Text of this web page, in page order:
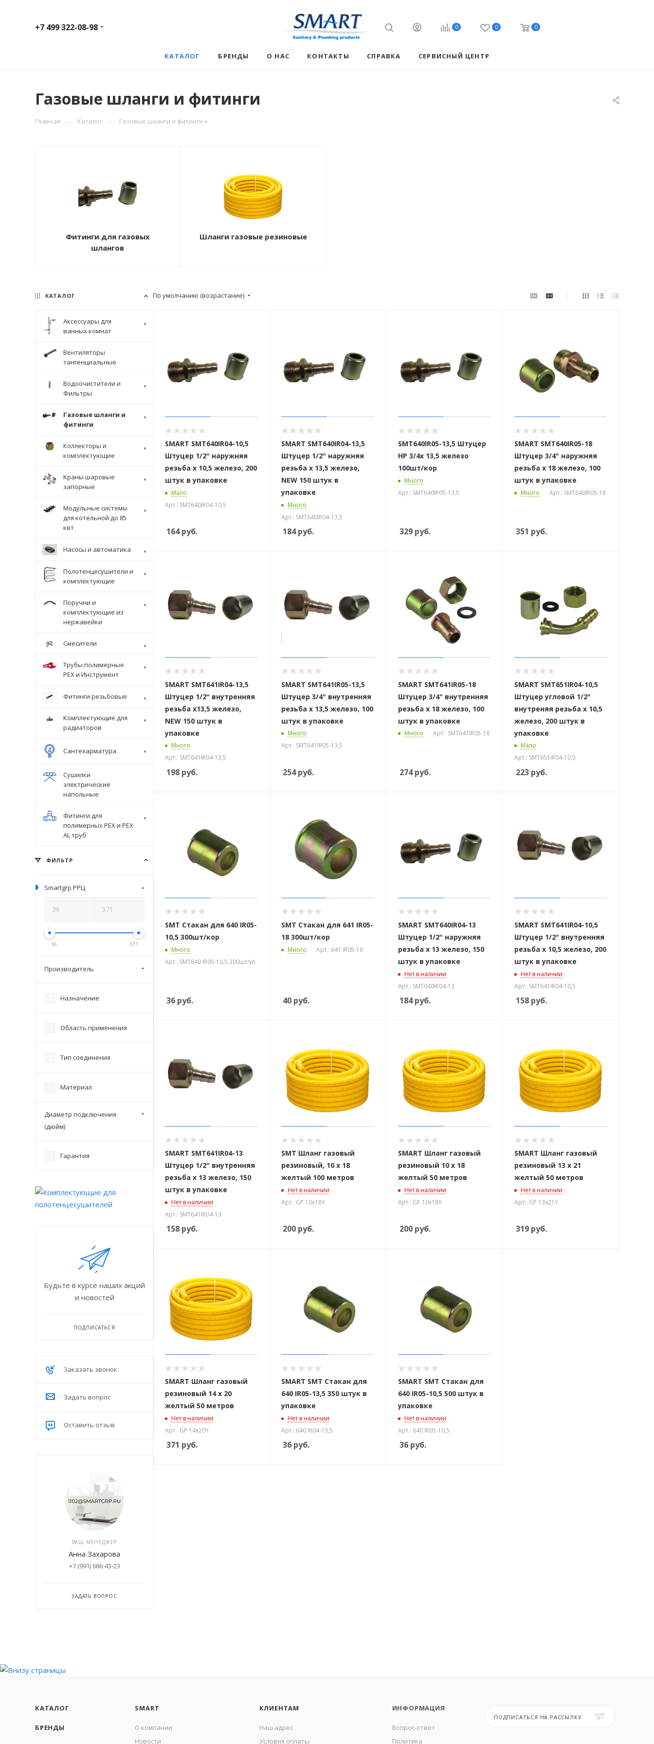
+7 499 322-08-98 0 0 0
КАТАЛОГ БРЕНДЫ О НАС КОНТАКТЫ СПРАВКА СЕРВИСНЫЙ ЦЕНТР
Газовые шланги и фитинги
Главная — Каталог — Газовые шланги и фитинги
Фитинги для газовых
шлангов
Шланги газовые резиновые
По умолчанию (возрастание)
SMART SMT640IR04-10,5
Штуцер 1/2" наружняя
резьба х 10,5 железо, 200
штук в упаковке
Мало
Арт.: SMT640IR04-10,5
164руб.
SMART SMT640IR04-13,5
Штуцер 1/2" наружняя
резьба х 13,5 железо,
NEW 150 штук в
упаковке
Много
Арт.: SMT640IR04-13,5
184руб.
SMT640IR05-13,5 Штуцер
НР 3/4х 13,5 железо
100шт/кор
Много
Арт.: SMT640IR05-13,5
329руб.
SMART SMT640IR05-18
Штуцер 3/4" наружняя
резьба х 18 железо, 100
штук в упаковке
Много Арт.: SMT640IR05-18
351 руб.
SMART SMT641IR04-13,5
Штуцер 1/2" внутренняя
резьба х13,5 железо,
NEW 150 штук в
упаковке
Много
Арт.: SMT641IR04-13,5
198 руб.
SMART SMT641IR05-13,5
Штуцер 3/4" внутренняя
резьба х 13,5 железо, 100
штук в упаковке
Много
Арт.: SMT641IR05-13,5
254руб.
SMART SMT641IR05-18
Штуцер 3/4" внутренняя
резьба х 18 железо, 100
штук в упаковке
Много Арт.: SMT641IR05-18
274руб.
SMART SMT651IR04-10,5
Штуцер угловой 1/2"
внутреняя резьба х 10,5
железо, 200 штук в
упаковке
Мало
Арт.: SMT651IR04-10,5
223руб.
SMT Стакан для 640 IR05-
10,5 300шт/кор
Много
Арт.: SMT640 IR05-10,5 300шт/уп
36 руб.
SMT Стакан для 641 IR05-
18 300шт/кор
Много Арт.: 641 IR05-18
40 руб.
SMART SMT640IR04-13
Штуцер 1/2" наружняя
резьба х 13 железо, 150
штук в упаковке
Нет в наличии
Арт.: SMT640IR04-13
184руб.
SMART SMT641IR04-10,5
Штуцер 1/2" внутренняя
резьба х 10,5 железо, 200
штук в упаковке
Нет в наличии
Арт.: SMT641IR04-10,5
158руб.
SMART SMT641IR04-13
Штуцер 1/2" внутренняя
резьба х 13 железо, 150
штук в упаковке
Нет в наличии
Арт.: SMT641IR04-13
158 руб.
SMT Шланг газовый
резиновый, 10 х 18
желтый 100 метров
Нет в наличии
Арт.: GP 10х18Y
200 руб.
SMART Шланг газовый
резиновый 10 х 18
желтый 50 метров
Нет в наличии
Арт.: GP 10х18Y
200руб.
SMART Шланг газовый
резиновый 13 х 21
желтый 50 метров
Нет в наличии
Арт.: GP 13х21Y
319руб.
SMART Шланг газовый
резиновый 14 х 20
желтый 50 метров
Нет в наличии
Арт.: GP 14х20Y
371 руб.
SMART SMT Стакан для
640 IR05-13,5 350 штук в
упаковке
Нет в наличии
Арт.: 640 IR04-13,5
36 руб.
SMART SMT Стакан для
640 IR05-10,5 500 штук в
упаковке
Нет в наличии
Арт.: 640 IR05-10,5
36руб.
КАТАЛОГ
Аксессуары для
ванных комнат
Вентиляторы
тангенциальные
Водоочистители и
Фильтры
Газовые шланги и
фитинги
Коллекторы и
комплектующие
Краны шаровые
запорные
Модульные системы
для котельной до 85
квт
Насосы и автоматика
Полотенцесушители и
комплектующие
Поручни и
комплектующие из
нержавейки
Крепеж стоек для поручня
Смесители
Трубы полимерные
PEX и Инструмент
Фитинги резьбовые
Комплектующие для
радиаторов
Сантехарматура
Сушилки
электрические
напольные
Фитинги для
полимерных PEX и PEX
AL труб
ФИЛЬТР
Smartgrp РРЦ
36 371
Производитель
Назначение
Область применения
Тип соединения
Материал
Диаметр подключения
(дюйм)
Гарантия
Будьте в курсе наших акций
и новостей
ПОДПИСАТЬСЯ
Заказать звонок
Задать вопрос
Оставить отзыв
ВАШ МЕНЕДЖЕР
Анна Захарова
+7 (991) 686-43-23
ЗАДАТЬ ВОПРОС
КАТАЛОГ
БРЕНДЫ
SMART
О компании
Новости
КЛИЕНТАМ
Наш адрес
Условия оплаты
ИНФОРМАЦИЯ
Вопрос-ответ
Политика
ПОДПИСАТЬСЯ НА РАССЫЛКУ